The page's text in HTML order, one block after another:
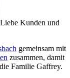
Liebe Kunden und
gemeinsam mit
zusammen, damit
Familie Gaffrey.